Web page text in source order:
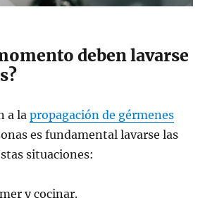
deben lavarse
a lapropagación de gérmenes
es fundamental lavarse las
situaciones:
y cocinar.